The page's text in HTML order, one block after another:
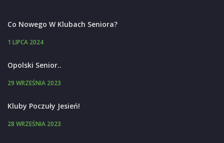
Co Nowego W Klubach Seniora?
1 LIPCA 2024
Opolski Senior..
29 WRZEŚNIA 2023
Kluby Poczuły Jesień!
28 WRZEŚNIA 2023